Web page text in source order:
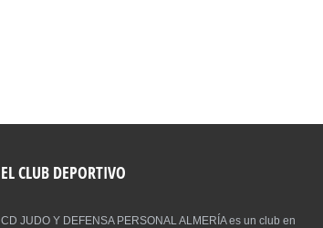
EL CLUB DEPORTIVO
CD JUDO Y DEFENSA PERSONAL ALMERÍA es un club en